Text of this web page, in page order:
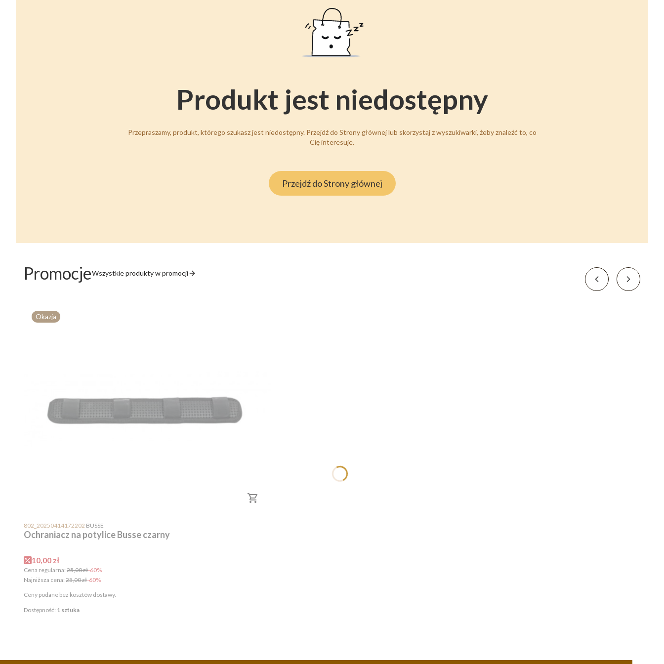
Produkt jest niedostępny
Przepraszamy, produkt, którego szukasz jest niedostępny. Przejdź do Strony głównej lub skorzystaj z wyszukiwarki, żeby znaleźć to, co
Cię interesuje.
Przejdź do Strony głównej
PromocjeWszystkie produkty w promocji
Okazja
802_20250414172202 PRODUCENT
BUSSE
Ochraniacz na potylice Busse czarny
Cena promocyjna
10,00 zł
Cena regularna: 25,00 zł-60%
Najniższa cena: 25,00 zł-60%
Ceny podane bez kosztów dostawy.
Dostępność: 1 sztuka